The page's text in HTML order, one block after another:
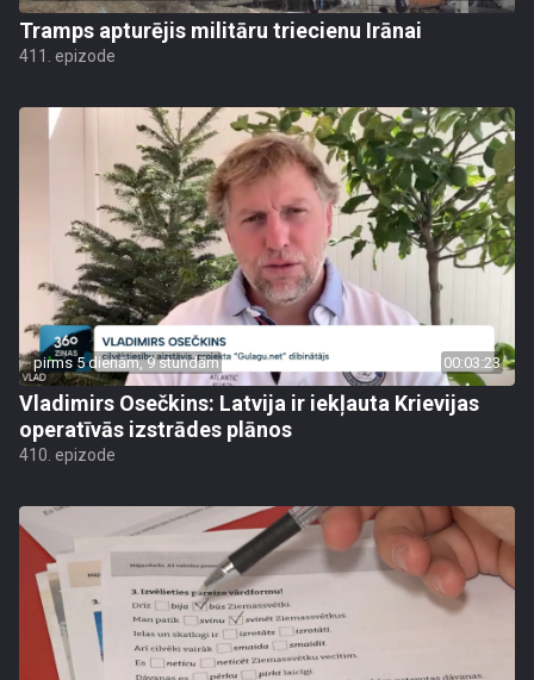
Tramps apturējis militāru triecienu Irānai
411. epizode
pirms 5 dienām, 9 stundām 00:03:23
Vladimirs Osečkins: Latvija ir iekļauta Krievijas
operatīvās izstrādes plānos
410. epizode